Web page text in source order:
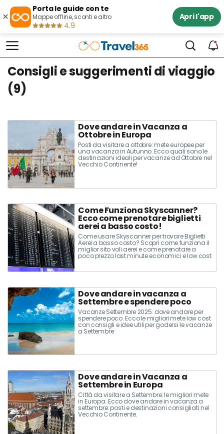
×
Porta le guide con te
Mappe offline, sconti e altro
4.9
Apri l'app
Consigli e suggerimenti di viaggio
(9)
Dove andare in Vacanza a
Ottobre in Europa
Posti da visitare a ottobre: mete europee per
una vacanza in Autunno. Ecco quali sono le
destinazioni ideali per vacanze ad Ottobre nel
Vecchio Continente!
Come Funziona Skyscanner?
Ecco come prenotare biglietti
aerei a basso costo!
Come usare Skyscanner per trovare Biglietti
Aerei a basso costo? Scopri come funziona il
miglior sito voli aerei e come prenotare a
poco prezzo last minute economici e low cost
Dove andare in vacanza a
Settembre e spendere poco
Vacanze Settembre 2025: dove andare per
spendere poco. Ecco le migliori mete low cost
con consigli e idee utili per godersi le vacanze
a Settembre
Dove andare in Vacanza a
Settembre in Europa
Città da visitare a Settembre: le migliori mete
in Europa. Ecco dove andare in vacanza a
settembre: posti e destinazioni consigliati nel
Vecchio Continente.